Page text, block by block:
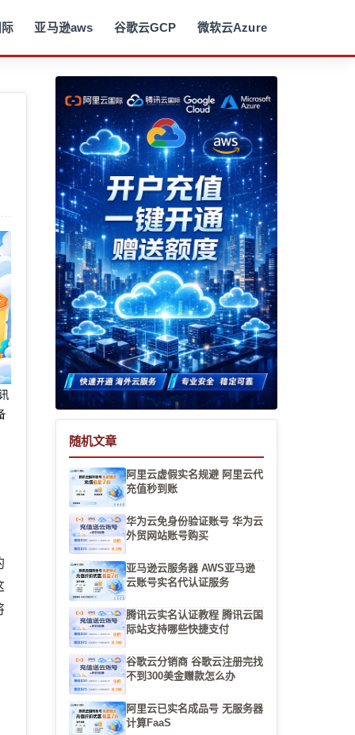
亚马逊aws 谷歌云GCP 微软云Azure
随机文章
阿里云虚假实名规避 阿里云代
充值秒到账
华为云免身份验证账号 华为云
外贸网站账号购买
亚马逊云服务器 AWS亚马逊
云账号实名代认证服务
腾讯云实名认证教程 腾讯云国
际站支持哪些快捷支付
谷歌云分销商 谷歌云注册完找
不到300美金赠款怎么办
阿里云已实名成品号 无服务器
计算FaaS